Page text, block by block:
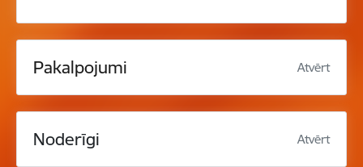
Pakalpojumi Atvērt
Noderīgi Atvērt